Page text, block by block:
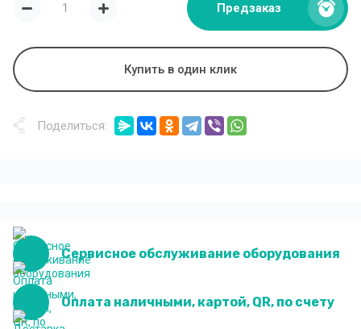
Предзаказ
Купить в один клик
Поделиться:
Сервисное обслуживание оборудования
Оплата наличными, картой, QR, по счету